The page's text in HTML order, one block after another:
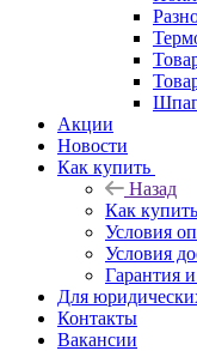
Акции
Новости
Как купить
Назад
Как купить
Условия
Условия
Гарантия
Для
Контакты
Вакансии